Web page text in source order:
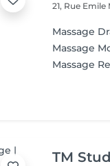
21, Rue Emile
Massage
Massage
Massage
TM